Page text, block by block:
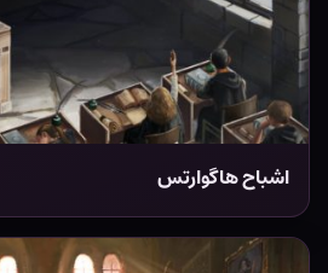
اشباح هاگوارتس